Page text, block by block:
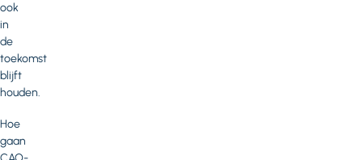
ook
in
de
toekomst
blijft
houden.
Hoe
gaan